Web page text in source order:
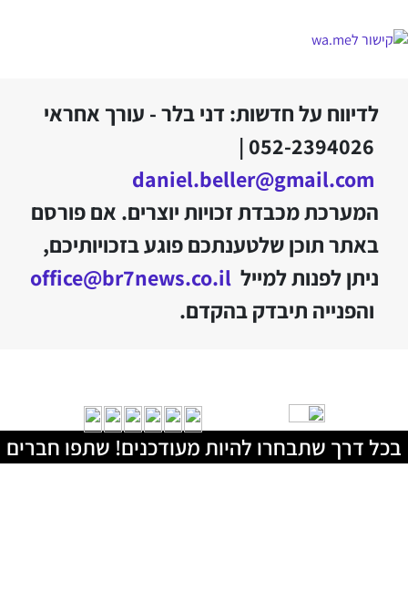
לדיווח על חדשות: דני בלר - עורך אחראי
052-2394026 |
daniel.beller@gmail.com
המערכת מכבדת זכויות יוצרים. אם פורסם
באתר תוכן שלטענתכם פוגע בזכויותיכם,
ניתן לפנות למייל office@br7news.co.il
והפנייה תיבדק בהקדם.
בכל דרך שתבחרו להיות מעודכנים! שתפו חברים